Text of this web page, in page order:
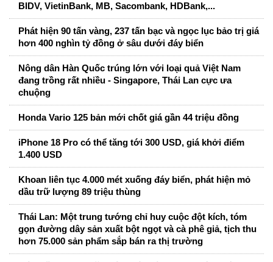
BIDV, VietinBank, MB, Sacombank, HDBank,...
Phát hiện 90 tấn vàng, 237 tấn bạc và ngọc lục bảo trị giá
hơn 400 nghìn tỷ đồng ở sâu dưới đáy biển
Nông dân Hàn Quốc trúng lớn với loại quả Việt Nam
đang trồng rất nhiều - Singapore, Thái Lan cực ưa
chuộng
Honda Vario 125 bản mới chốt giá gần 44 triệu đồng
iPhone 18 Pro có thể tăng tới 300 USD, giá khởi điểm
1.400 USD
Khoan liên tục 4.000 mét xuống đáy biển, phát hiện mỏ
dầu trữ lượng 89 triệu thùng
Thái Lan: Một trung tướng chỉ huy cuộc đột kích, tóm
gọn đường dây sản xuất bột ngọt và cà phê giả, tịch thu
hơn 75.000 sản phẩm sắp bán ra thị trường